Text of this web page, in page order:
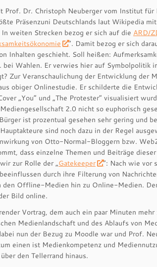
Prof. Dr. Christoph Neuberger vom Institut
Präsenzuni Deutschlands laut Wikipedia
weiten Strecken bezog er sich auf die ARD/
“. Damit bezog er sich
Inhalten geschieht. Soll heißen:
bei Wahlen. Er verwies hier auf Symbolpolitik
Zur Veranschaulichung der Entwicklung
obiger Onlinestudie. Er schilderte die
„You“ und „The Protester“ visualisiert
2.0 nicht so euphorisch
ist prozentual gesehen sehr gering und
sind noch dazu in der Regel
von Otto-Normal-Bloggern bzw.
dass einzelne Themen und Beiträge
zur Rolle der „Gatekeeper
“: Nach wie vor
durch ihre Filterung von
den Offline-Medien hin zu Online-Medien.
Bild online.
Vortrag, dem auch ein paar Minuten
Medienlandschaft und des Ablaufs von
nun der Bezug zu Moodle war und Prof.
einen ist Medienkompetenz und
den Tellerrand hinaus.